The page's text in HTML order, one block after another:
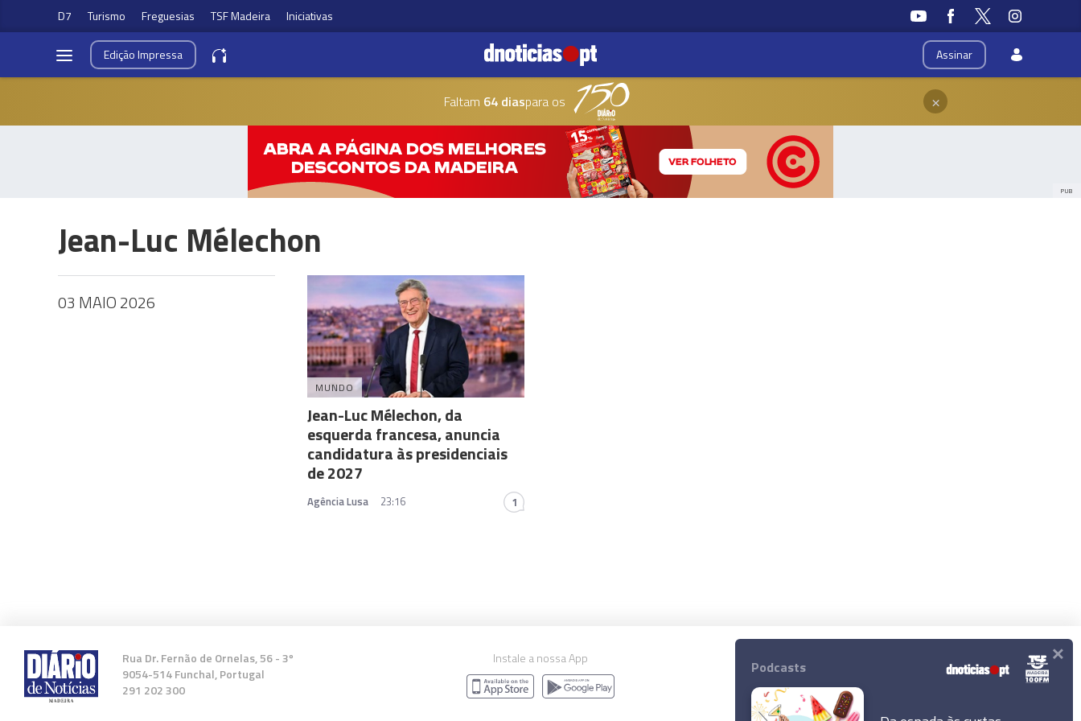
D7 Turismo Freguesias TSF Madeira Iniciativas
Assinar
EdiçãoImpressa
Faltam 64 diaspara os ×
PUB
Jean-Luc Mélechon
03 MAIO 2026
MUNDO
Jean-Luc Mélechon, da
esquerda francesa, anuncia
candidatura às presidenciais
de 2027
Agência Lusa 23:16 1
Rua Dr. Fernão de Ornelas, 56 - 3º
9054-514 Funchal, Portugal
291 202 300
Instale a nossa App
© 2026 Empresa Diário de Notícias, Lda.
Podcasts ×